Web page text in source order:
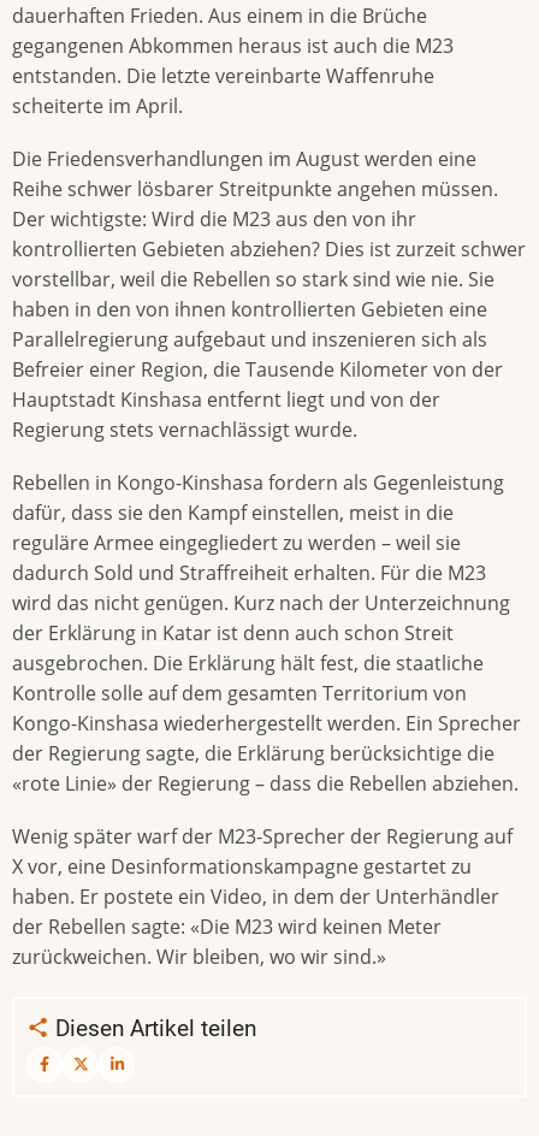
dauerhaften Frieden. Aus einem in die Brüche
gegangenen Abkommen heraus ist auch die M23
entstanden. Die letzte vereinbarte Waffenruhe
scheiterte im April.
Die Friedensverhandlungen im August werden eine
Reihe schwer lösbarer Streitpunkte angehen müssen.
Der wichtigste: Wird die M23 aus den von ihr
kontrollierten Gebieten abziehen? Dies ist zurzeit schwer
vorstellbar, weil die Rebellen so stark sind wie nie. Sie
haben in den von ihnen kontrollierten Gebieten eine
Parallelregierung aufgebaut und inszenieren sich als
Befreier einer Region, die Tausende Kilometer von der
Hauptstadt Kinshasa entfernt liegt und von der
Regierung stets vernachlässigt wurde.
Rebellen in Kongo-Kinshasa fordern als Gegenleistung
dafür, dass sie den Kampf einstellen, meist in die
reguläre Armee eingegliedert zu werden – weil sie
dadurch Sold und Straffreiheit erhalten. Für die M23
wird das nicht genügen. Kurz nach der Unterzeichnung
der Erklärung in Katar ist denn auch schon Streit
ausgebrochen. Die Erklärung hält fest, die staatliche
Kontrolle solle auf dem gesamten Territorium von
Kongo-Kinshasa wiederhergestellt werden. Ein Sprecher
der Regierung sagte, die Erklärung berücksichtige die
«rote Linie» der Regierung – dass die Rebellen abziehen.
Wenig später warf der M23-Sprecher der Regierung auf
X vor, eine Desinformationskampagne gestartet zu
haben. Er postete ein Video, in dem der Unterhändler
der Rebellen sagte: «Die M23 wird keinen Meter
zurückweichen. Wir bleiben, wo wir sind.»
Diesen Artikel teilen